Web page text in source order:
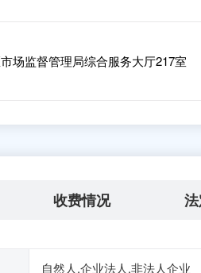
场监督管理局综合服务大厅217室
收费情况
自然人,企业法人,非法人企业